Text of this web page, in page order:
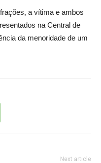
a vítima e ambos
na Central de
da menoridade de um
Next article